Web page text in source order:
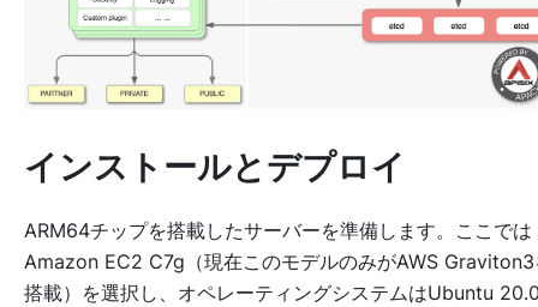
インストールとデプロイ
ARM64チップを搭載したサーバーを準備します。ここでは
Amazon EC2 C7g（現在このモデルのみがAWS
搭載）を選択し、オペレーティングシステムはUbuntu